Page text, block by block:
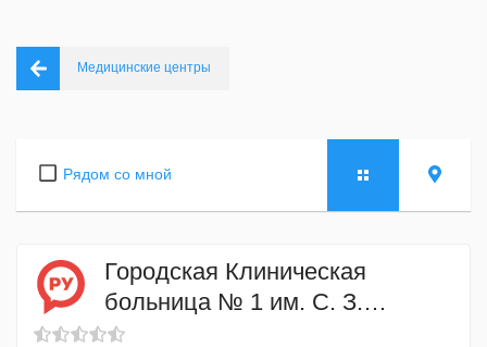
Медицинские центры
Рядом со мной
Городская Клиническая
больница № 1 им. С. З.
Фишера Нейрохирургическое